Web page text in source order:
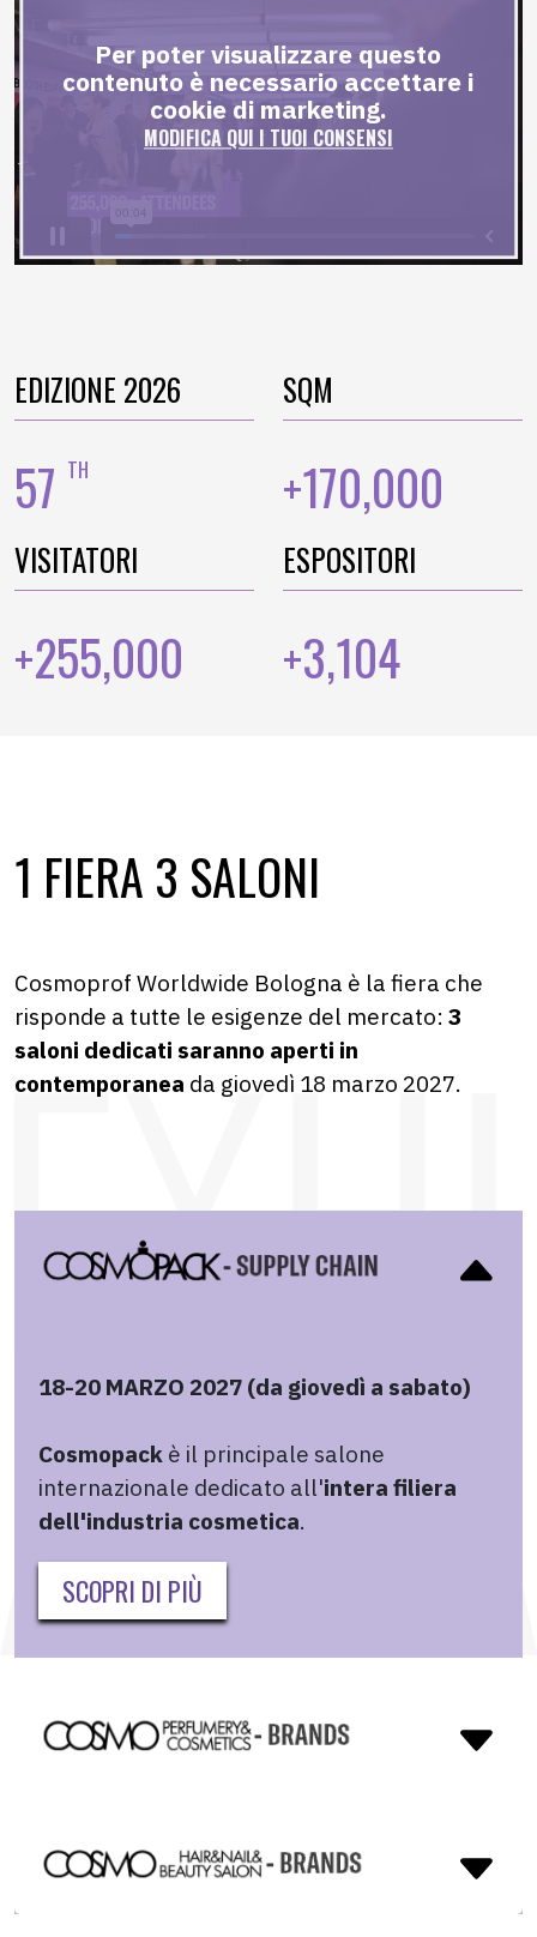
Per poter visualizzare questo
contenuto è necessario accettare i
cookie di marketing.
MODIFICA QUI I TUOI CONSENSI
EDIZIONE 2026
57 TH
SQM
+170,000
VISITATORI
+255,000
ESPOSITORI
+3,104
1 FIERA 3 SALONI
Cosmoprof Worldwide Bologna è la fiera che
risponde a tutte le esigenze del mercato: 3
saloni dedicati saranno aperti in
contemporanea da giovedì 18 marzo 2027.
18-20 MARZO 2027 (da giovedì a sabato)
Cosmopack è il principale salone
internazionale dedicato all'intera filiera
dell'industria cosmetica.
SCOPRI DI PIÙ